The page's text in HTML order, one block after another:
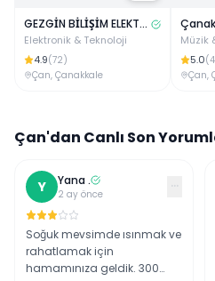
GEZGİN BİLİŞİM ELEKTRONİK TELEVİZYON TAMİRİ VE GÜVENLİK SİSTEMLERİ
Elektronik & Teknoloji
4.9(72)
Çan, Çanakkale
Müzik
5.0(
Çan,
Çan'dan Canlı Son
Y Yana .
2 ay önce ···
Soğuk mevsimde ısınmak ve
rahatlamak için
hamamınıza geldik. 300